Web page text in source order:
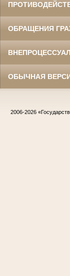
ОБРАЩЕНИЯ
ОБЫЧНАЯ
2006-2026